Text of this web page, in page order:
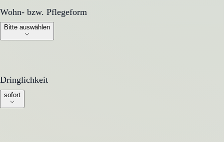
Wohn- bzw. Pflegeform
Wohn- bzw. Pflegeform
Bitte auswählen
Dringlichkeit
Dringlichkeit
sofort